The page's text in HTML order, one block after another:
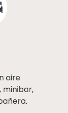
aire
minibar,